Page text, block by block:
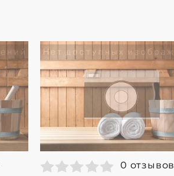
0 отзывов